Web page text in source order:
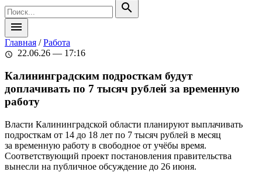
search
menu
Главная /Работа
schedule 22.06.26 — 17:16
Калининградским подросткам будут
доплачивать по 7 тысяч рублей за временную
работу
Власти Калининградской области планируют выплачивать
подросткам от 14 до 18 лет по 7 тысяч рублей в месяц
за временную работу в свободное от учёбы время.
Соответствующий проект постановления правительства
вынесли на публичное обсуждение до 26 июня.